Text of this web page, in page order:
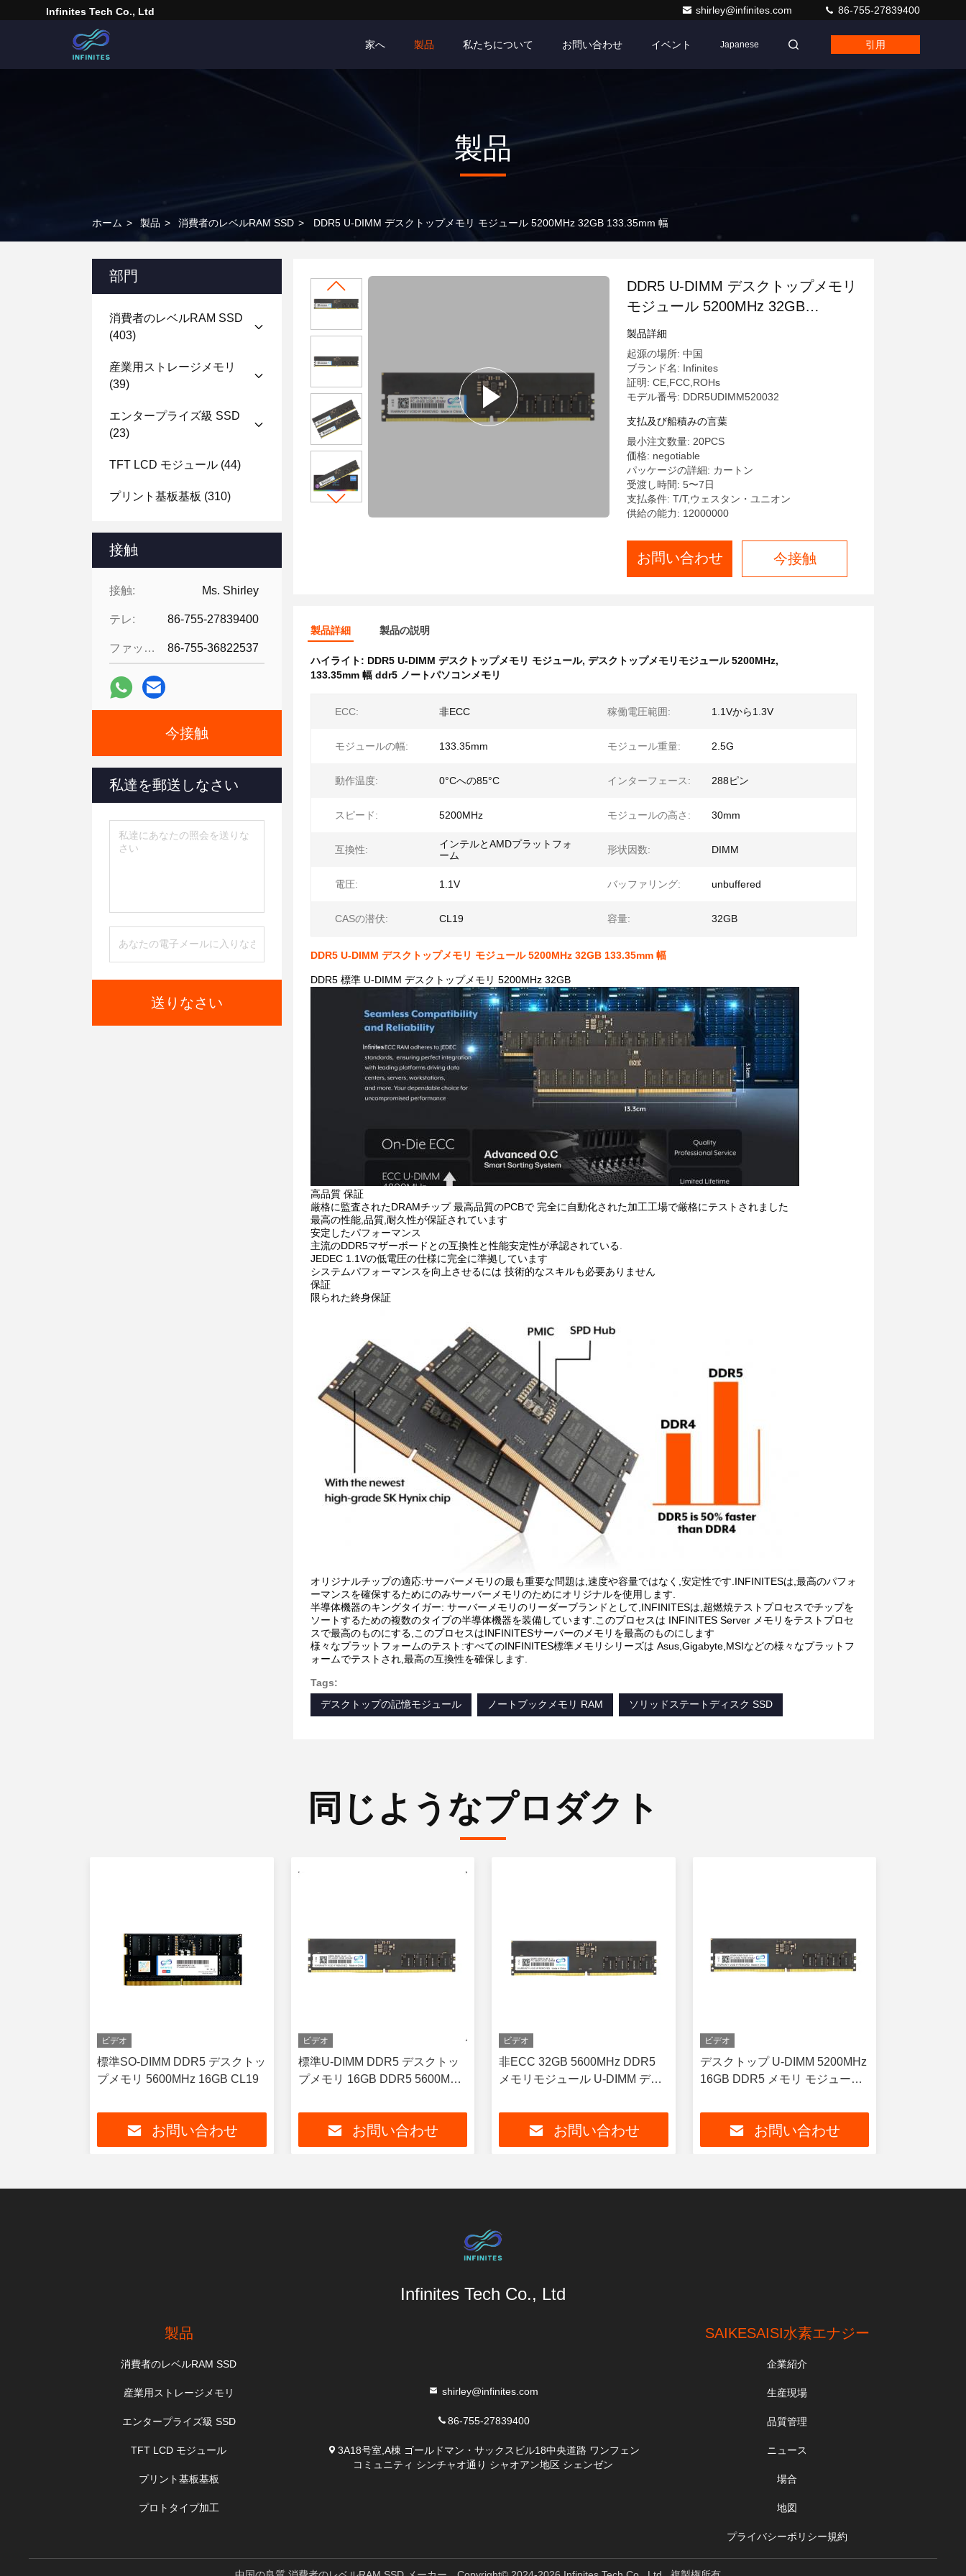
Infinites Tech Co., Ltd shirley@infinites.com 86-755-27839400
家へ 製品 私たちについて お問い合わせ イベント Japanese 引用
製品
ホーム > 製品 > 消費者のレベルRAM SSD > DDR5 U-DIMM デスクトップメモリ モジュール 5200MHz 32GB 133.35mm 幅
部門
消費者のレベルRAM SSD
(403)
産業用ストレージメモリ
(39)
エンタープライズ級 SSD
(23)
TFT LCD モジュール (44)
プリント基板基板 (310)
接触
接触: Ms. Shirley
テレ: 86-755-27839400
ファックス: 86-755-36822537
今接触
私達を郵送しなさい
送りなさい
DDR5 U-DIMM デスクトップメモリ
モジュール 5200MHz 32GB
133.35mm 幅
製品詳細
起源の場所: 中国
ブランド名: Infinites
証明: CE,FCC,ROHs
モデル番号: DDR5UDIMM520032
支払及び船積みの言葉
最小注文数量: 20PCS
価格: negotiable
パッケージの詳細: カートン
受渡し時間: 5〜7日
支払条件: T/T,ウェスタン・ユニオン
供給の能力: 12000000
お問い合わせ 今接触
製品詳細 製品の説明
ハイライト: DDR5 U-DIMM デスクトップメモリ モジュール, デスクトップメモリモジュール 5200MHz,
133.35mm 幅 ddr5 ノートパソコンメモリ
ECC: 非ECC 稼働電圧範囲: 1.1Vから1.3V
モジュールの幅: 133.35mm モジュール重量: 2.5G
動作温度: 0°Cへの85°C インターフェース: 288ピン
スピード: 5200MHz モジュールの高さ: 30mm
互換性:
インテルとAMDプラットフォ
ーム
形状因数: DIMM
電圧: 1.1V バッファリング: unbuffered
CASの潜伏: CL19 容量: 32GB
DDR5 U-DIMM デスクトップメモリ モジュール 5200MHz 32GB 133.35mm 幅
DDR5 標準 U-DIMM デスクトップメモリ 5200MHz 32GB
高品質 保証
厳格に監査されたDRAMチップ 最高品質のPCBで 完全に自動化された加工工場で厳格にテストされました
最高の性能,品質,耐久性が保証されています
安定したパフォーマンス
主流のDDR5マザーボードとの互換性と性能安定性が承認されている.
JEDEC 1.1Vの低電圧の仕様に完全に準拠しています
システムパフォーマンスを向上させるには 技術的なスキルも必要ありません
保証
限られた終身保証
オリジナルチップの適応:サーバーメモリの最も重要な問題は,速度や容量ではなく,安定性です.INFINITESは,最高のパフォ
ーマンスを確保するためにのみサーバーメモリのためにオリジナルを使用します.
半導体機器のキングタイガー: サーバーメモリのリーダーブランドとして,INFINITESは,超燃焼テストプロセスでチップを
ソートするための複数のタイプの半導体機器を装備しています.このプロセスは INFINITES Server メモリをテストプロセ
スで最高のものにする,このプロセスはINFINITESサーバーのメモリを最高のものにします
様々なプラットフォームのテスト:すべてのINFINITES標準メモリシリーズは Asus,Gigabyte,MSIなどの様々なプラットフ
ォームでテストされ,最高の互換性を確保します.
Tags:
デスクトップの記憶モジュール
ノートブックメモリ RAM ソリッドステートディスク SSD
同じようなプロダクト
ビデオ
標準SO-DIMM DDR5 デスクトッ
プメモリ 5600MHz 16GB CL19
お問い合わせ
ビデオ
標準U-DIMM DDR5 デスクトッ
プメモリ 16GB DDR5 5600MHz
お問い合わせ
ビデオ
非ECC 32GB 5600MHz DDR5
メモリモジュール U-DIMM デク
お問い合わせ
ビデオ
デスクトップ U-DIMM 5200MHz
16GB DDR5 メモリ モジュール
お問い合わせ
Infinites Tech Co., Ltd
製品
消費者のレベルRAM SSD
産業用ストレージメモリ
エンタープライズ級 SSD
TFT LCD モジュール
プリント基板基板
プロトタイプ加工
shirley@infinites.com
86-755-27839400
3A18号室,A棟 ゴールドマン・サックスビル18中央道路 ワンフェン
コミュニティ シンチャオ通り シャオアン地区 シェンゼン
SAIKESAISI水素エナジー
企業紹介
生産現場
品質管理
ニュース
場合
地図
プライバシーポリシー規約